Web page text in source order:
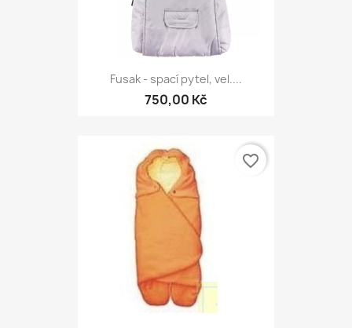
Fusak - spací pytel, vel....
750,00 Kč
favorite_border